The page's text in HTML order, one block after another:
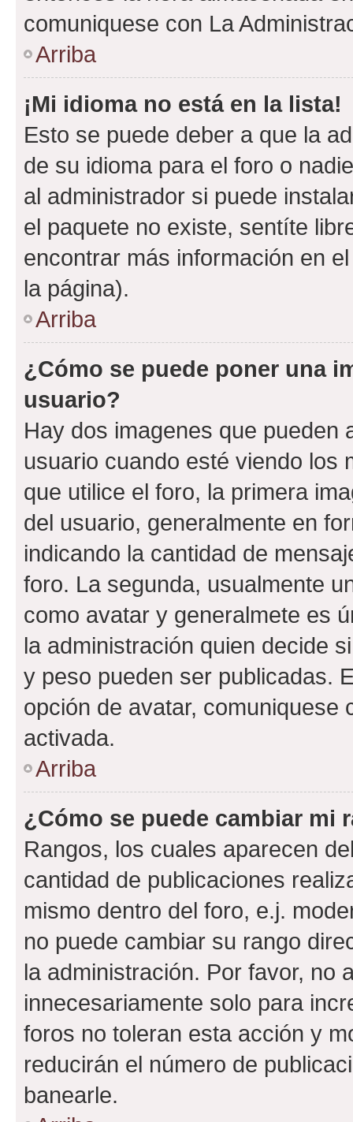
comuniquese con La
Arriba
¡Mi idioma no está en la lista!
Esto se puede deber a que la
de su idioma para el foro o
al administrador si puede
el paquete no existe, sentíte
encontrar más información en
la página).
Arriba
¿Cómo se puede poner una
usuario?
Hay dos imagenes que pueden
usuario cuando esté viendo los
que utilice el foro, la primera
del usuario, generalmente en
indicando la cantidad de
foro. La segunda, usualmente
como avatar y generalmete es
la administración quien decide
y peso pueden ser publicadas.
opción de avatar, comuniquese
activada.
Arriba
¿Cómo se puede cambiar mi
Rangos, los cuales aparecen
cantidad de publicaciones
mismo dentro del foro, e.j.
no puede cambiar su rango
la administración. Por favor, no
innecesariamente solo para
foros no toleran esta acción y
reducirán el número de
banearle.